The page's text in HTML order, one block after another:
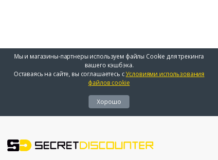
Мы и магазины-партнеры используем файлы Cookie для трекинга
вашего кэшбэка.
Оставаясь на сайте, вы соглашаетесь сУсловиями использования
файлов cookie
Хорошо